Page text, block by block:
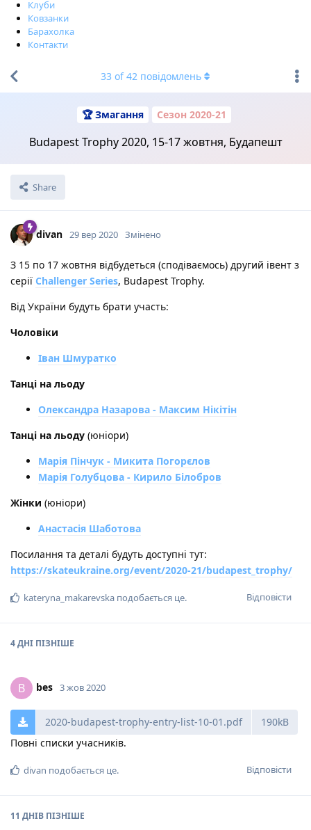
Клуби
Ковзанки
Барахолка
Контакти
🏆 Змагання Сезон 2020-21
Budapest Trophy 2020, 15-17 жовтня, Будапешт
Share
33 of42 повідомлень
divan 29 вер 2020 Змінено
З 15 по 17 жовтня відбудеться (сподіваємось) другий івент з
серії Challenger Series, Budapest Trophy.
Від України будуть брати участь:
Чоловіки
Іван Шмуратко
Танці на льоду
Олександра Назарова - Максим Нікітін
Танці на льоду (юніори)
Марія Пінчук - Микита Погорєлов
Марія Голубцова - Кирило Білобров
Жінки (юніори)
Анастасія Шаботова
Посилання та деталі будуть доступні тут:
https://skateukraine.org/event/2020-21/budapest_trophy/
Відповісти
kateryna_makarevska подобається це.
4 ДНІ ПІЗНІШЕ
B bes 3 жов 2020
2020-budapest-trophy-entry-list-10-01.pdf
190kB
Повні списки учасників.
Відповісти
divan подобається це.
11 ДНІВ ПІЗНІШЕ